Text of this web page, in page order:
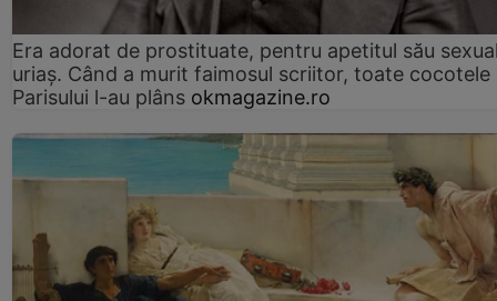
Era adorat de prostituate, pentru apetitul său
uriaș. Când a murit faimosul scriitor, toate cocotele
Parisului l-au plâns okmagazine.ro